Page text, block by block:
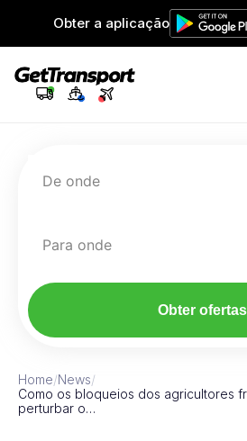
Obter a aplicação
De onde
Para onde
Obter ofertas
Home/News/
Como os bloqueios dos agricultores
perturbar o…